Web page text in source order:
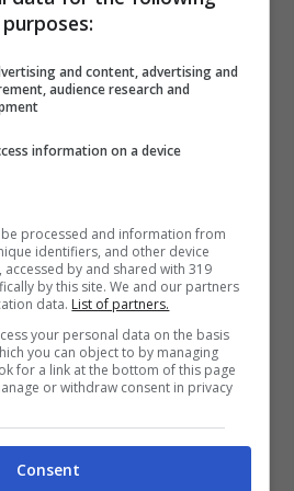
sorta di inno, questo
commozione e del
che ne costituiscono il
rivoluzionò
che era il mercato
In seguito, fra i
ci sarà anche quello di
della bandiera del
il nome della Gaynor
purposes:
and content, advertising and
audience research and
information on a device
processed and information from
identifiers, and other device
by and shared with 319
by this site. We and our partners
data. List of partners.
your personal data on the basis
you can object to by managing
for a link at the bottom of this page
or withdraw consent in privacy
Consent